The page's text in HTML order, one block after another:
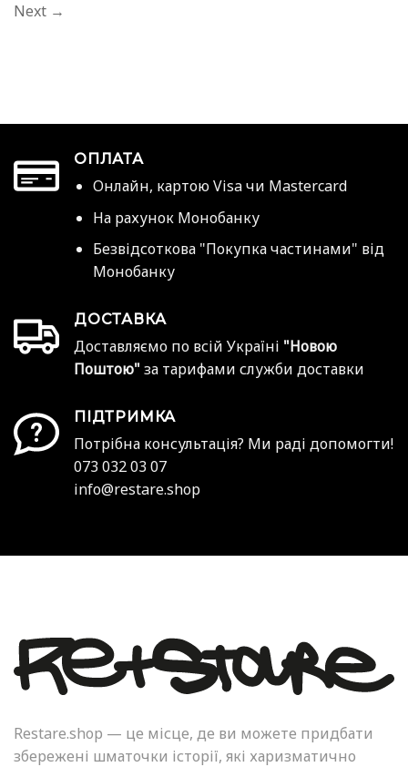
Next →
ОПЛАТА
Онлайн, картою Visa чи Mastercard
На рахунок Монобанку
Безвідсоткова "Покупка частинами" від
Монобанку
ДОСТАВКА
Доставляємо по всій Україні "Новою
Поштою" за тарифами служби доставки
ПІДТРИМКА
Потрібна консультація? Ми раді допомогти!
073 032 03 07
info@restare.shop
Restare.shop — це місце, де ви можете придбати
збережені шматочки історії, які харизматично